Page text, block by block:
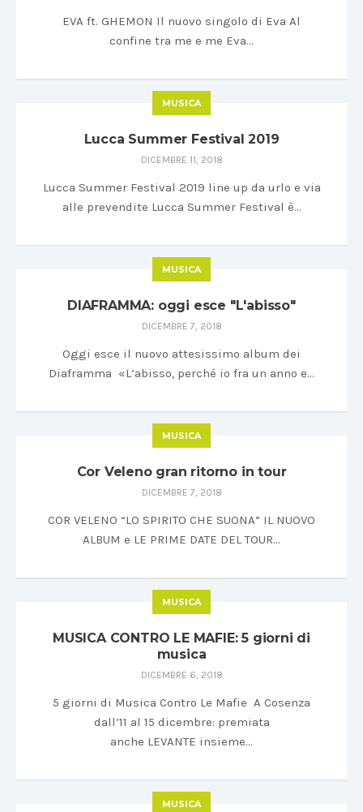
EVA ft. GHEMON Il nuovo singolo di Eva Al
confine tra me e me Eva…
MUSICA
Lucca Summer Festival 2019
DICEMBRE 11, 2018
Lucca Summer Festival 2019 line up da urlo e via
alle prevendite Lucca Summer Festival è…
MUSICA
DIAFRAMMA: oggi esce "L'abisso"
DICEMBRE 7, 2018
Oggi esce il nuovo attesissimo album dei
Diaframma «L’abisso, perché io fra un anno e…
MUSICA
Cor Veleno gran ritorno in tour
DICEMBRE 7, 2018
COR VELENO “LO SPIRITO CHE SUONA” IL NUOVO
ALBUM e LE PRIME DATE DEL TOUR…
MUSICA
MUSICA CONTRO LE MAFIE: 5 giorni di
musica
DICEMBRE 6, 2018
5 giorni di Musica Contro Le Mafie A Cosenza
dall’11 al 15 dicembre: premiata
anche LEVANTE insieme…
MUSICA